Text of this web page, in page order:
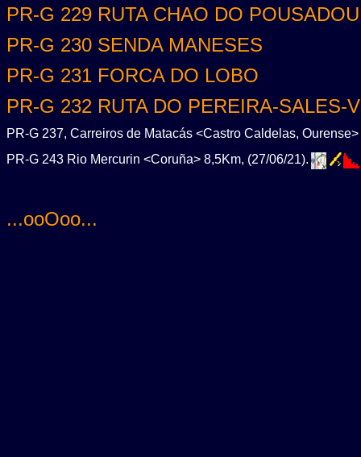
PR-G 229 RUTA CHAO DO
PR-G 230 SENDA MANESES
PR-G 231 FORCA DO LOBO
PR-G 232 RUTA DO PEREIRA-SALES-
PR-G 237, Carreiros de Matacás <Castro Caldelas,
PR-G 243 Rio Mercurin <Coruña> 8,5Km, (27/06/21).
...ooOoo...